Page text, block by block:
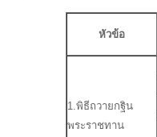
หัวข้อ
1.พิธีถวายกฐิน
พระราชทาน